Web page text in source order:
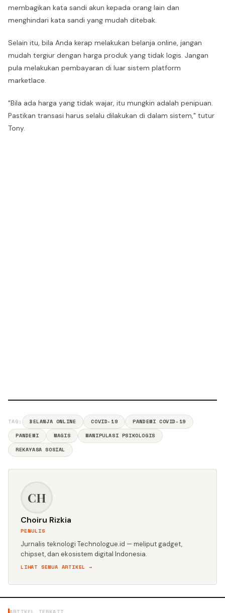
membagikan kata sandi akun kepada orang lain dan
menghindari kata sandi yang mudah ditebak.
Selain itu, bila Anda kerap melakukan belanja online, jangan
mudah tergiur dengan harga produk yang tidak logis. Jangan
pula melakukan pembayaran di luar sistem platform
marketlace.
"Bila ada harga yang tidak wajar, itu mungkin adalah penipuan.
Pastikan transasi harus selalu dilakukan di dalam sistem," tutur
Tony.
TAG: BELANJA ONLINE COVID-19
PANDEMI COVID-19
PANDEMI
MAGIS
MANIPULASI PSIKOLOGIS
REKAYASA SOSIAL
CH
Choiru Rizkia
PENULIS
Jurnalis teknologi Technologue.id — meliput gadget,
chipset, dan ekosistem digital Indonesia.
LIHAT SEMUA ARTIKEL →